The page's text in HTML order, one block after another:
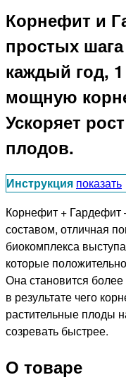
Корнефит и
простых
каждый год,
мощную
Ускоряет
плодов.
Инструкция показать
Корнефит + Гардефит
составом, отличная
биокомплекса
которые
Она становится более
в результате чего
растительные плоды
созревать быстрее.
О товаре